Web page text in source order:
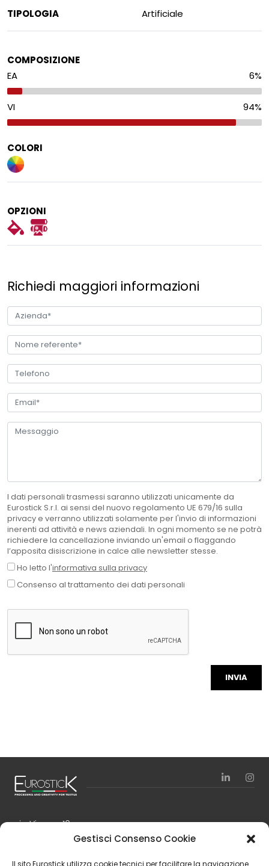
Gestisci Consenso Cookie
Il sito Eurostick utilizza cookie tecnici per facilitare la navigazione.
TIPOLOGIA Artificiale
COMPOSIZIONE
EA
6%
VI 94%
COLORI
OPZIONI
Richiedi maggiori informazioni
I dati personali trasmessi saranno utilizzati unicamente da
Eurostick S.r.l. ai sensi del nuovo regolamento UE 679/16 sulla
privacy e verranno utilizzati solamente per l'invio di informazioni
inerenti ad attività e news aziendali. In ogni momento se ne potrà
richiedere la cancellazione inviando un'email o flaggando
l’apposita disiscrizione in calce alle newsletter stesse.
Ho letto l'informativa sulla privacy
Consenso al trattamento dei dati personali
via Vienna, 10
24040 Zingonia – Verdellino (BG)